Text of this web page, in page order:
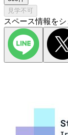
見学不可
スペース情報を